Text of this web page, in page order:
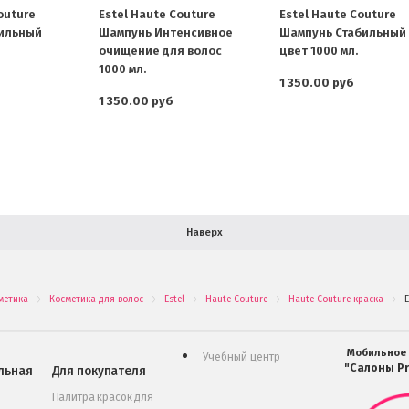
Estel Haute Couture
Шампунь Интенсивное
очищение для волос
1000 мл.
1 350.00 руб
Estel Haute Couture
Шампунь Стабильный
цвет 1000 мл.
1 350.00 руб
Наверх
Косметика для волос Estel Haute Couture Haute Couture краска
Для покупателя
Палитра красок для
Учебный центр Мобильное
"Салоны